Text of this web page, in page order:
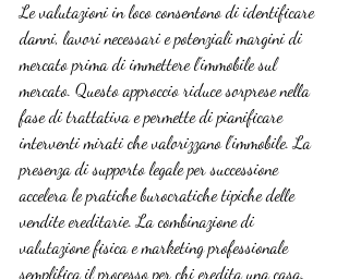
Le valutazioni in loco consentono di identificare
danni, lavori necessari e potenziali margini di
mercato prima di immettere l’immobile sul
mercato. Questo approccio riduce sorprese nella
fase di trattativa e permette di pianificare
interventi mirati che valorizzano l’immobile. La
presenza di supporto legale per successione
accelera le pratiche burocratiche tipiche delle
vendite ereditarie. La combinazione di
valutazione fisica e marketing professionale
semplifica il processo per chi eredita una casa.